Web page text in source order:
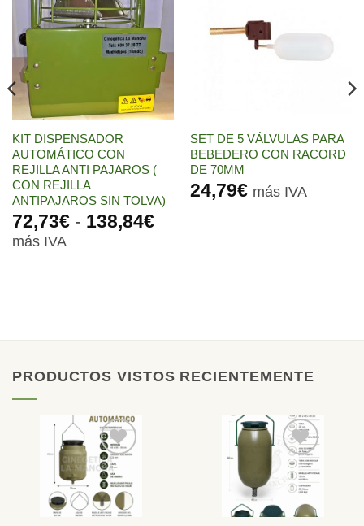
Añadir
a la
lista de
deseos
KIT DISPENSADOR
AUTOMÁTICO CON
REJILLA ANTI PAJAROS (
CON REJILLA
ANTIPAJAROS SIN TOLVA)
72,73€ - 138,84€Rango
más IVA
lista de
SET DE 5 VÁLVULAS PARA
BEBEDERO CON RACORD
DE 70MM
24,79€ más IVA
PRODUCTOS VISTOS RECIENTEMENTE
Añadir
a la
lista de
Añadir
a la
lista de